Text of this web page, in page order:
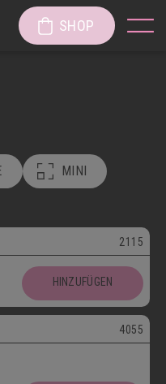
SHOP
MINI
LÄGGERLI
2115
HINZUFÜGEN
4055